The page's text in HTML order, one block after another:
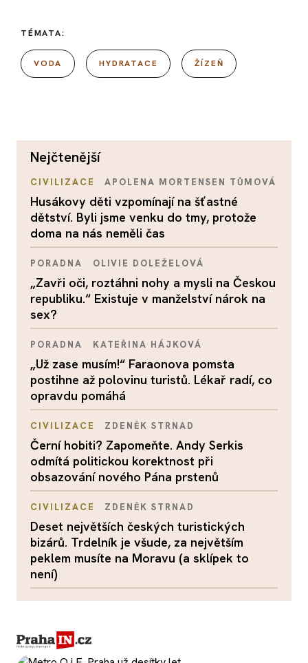
TÉMATA:
VODA HYDRATACE ŽÍZEŇ
nejčtenější
CIVILIZACE APOLENA MORTENSEN TŮMOVÁ
Husákovy děti vzpomínají na šťastné
dětství. Byli jsme venku do tmy, protože
doma na nás neměli čas
PORADNA OLIVIE DOLEŽELOVÁ
„Zavři oči, roztáhni nohy a mysli na Českou
republiku.“ Existuje v manželství nárok na
sex?
PORADNA KATEŘINA HÁJKOVÁ
„Už zase musím!“ Faraonova pomsta
postihne až polovinu turistů. Lékař radí, co
opravdu pomáhá
CIVILIZACE ZDENĚK STRNAD
Černí hobiti? Zapomeňte. Andy Serkis
odmítá politickou korektnost při
obsazování nového Pána prstenů
CIVILIZACE ZDENĚK STRNAD
Deset největších českých turistických
bizárů. Trdelník je všude, za největším
peklem musíte na Moravu (a sklípek to
není)